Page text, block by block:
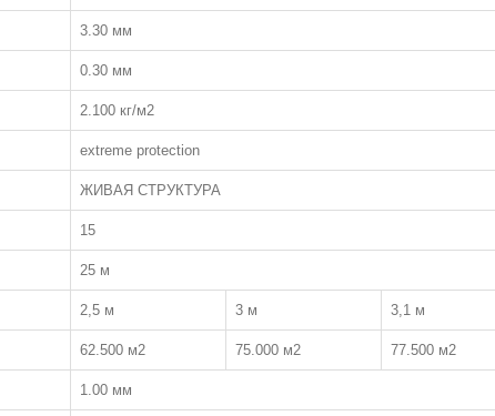
3.30 мм
0.30 мм
2.100 кг/м2
extreme protection
ЖИВАЯ СТРУКТУРА
15
25 м
2,5 м 3 м 3,1 м
62.500 м2 75.000 м2 77.500 м2
1.00 мм